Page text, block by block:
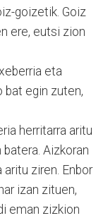
goizetik. Goiz
ere, eutsi zion
eta
bat egin zuten,
herritarra aritu
Aizkoran
ziren. Enbor
izan zituen,
eman zizkion